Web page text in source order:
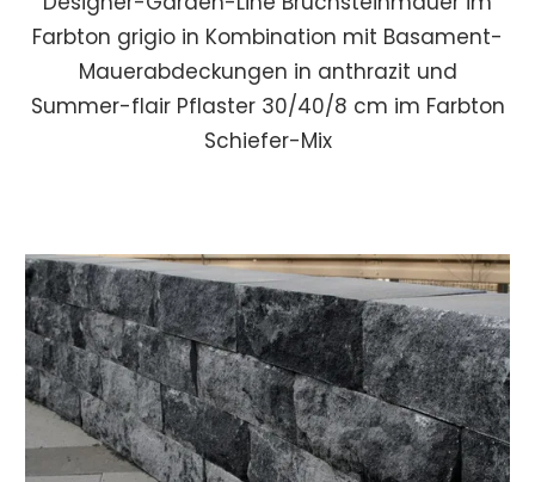
Farbton grigio in Kombination mit Basament-
Mauerabdeckungen in anthrazit und
Summer-flair Pflaster 30/40/8 cm im Farbton
Schiefer-Mix